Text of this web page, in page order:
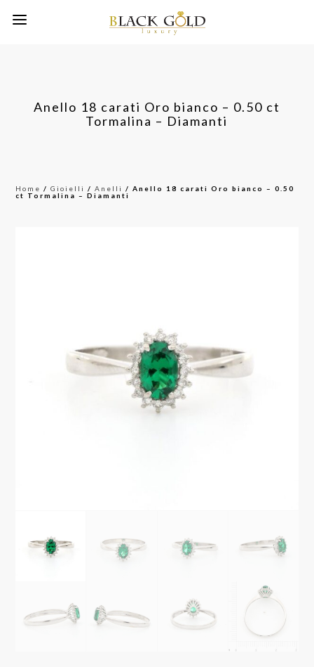
Anello 18 carati Oro bianco – 0.50 ct
Tormalina – Diamanti
Home /Gioielli /Anelli / Anello 18 carati Oro bianco – 0.50
ct Tormalina – Diamanti